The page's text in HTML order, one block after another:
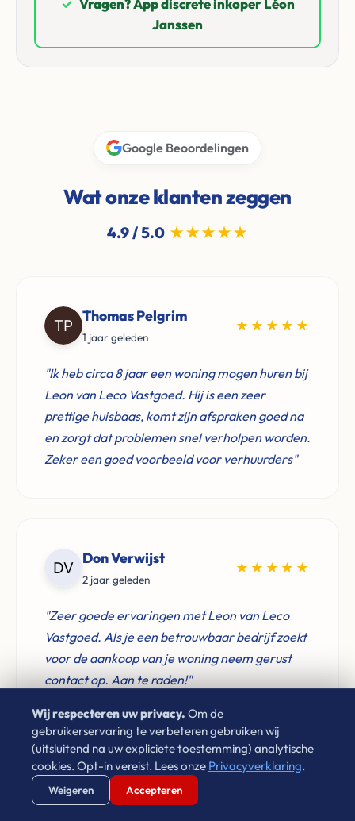
✓ Vragen? App discrete inkoper Léon
Janssen
Google Beoordelingen
Wat onze klanten zeggen
4.9 / 5.0 ★★★★★
Thomas Pelgrim
1 jaar geleden
★★★★★
"Ik heb circa 8 jaar een woning mogen huren bij
Leon van Leco Vastgoed. Hij is een zeer
prettige huisbaas, komt zijn afspraken goed na
en zorgt dat problemen snel verholpen worden.
Zeker een goed voorbeeld voor verhuurders"
Don Verwijst
2 jaar geleden
★★★★★
"Zeer goede ervaringen met Leon van Leco
Vastgoed. Als je een betrouwbaar bedrijf zoekt
voor de aankoop van je woning neem gerust
contact op. Aan te raden!"
Laura Cornet
4 jaar geleden
Wij respecteren uw privacy. Om de
gebruikerservaring te verbeteren gebruiken wij
(uitsluitend na uw expliciete toestemming) analytische
cookies. Opt-in vereist. Lees onze Privacyverklaring.
Weigeren Accepteren
Verstuur WhatsApp